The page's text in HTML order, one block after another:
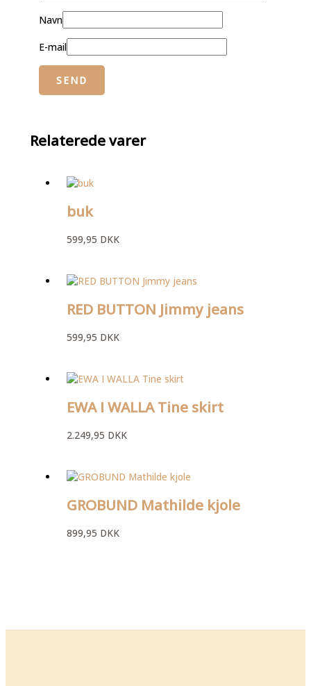
Navn
E-mail
Relaterede varer
buk
599,95 DKK
RED BUTTON Jimmy jeans
599,95 DKK
EWA I WALLA Tine skirt
2.249,95 DKK
GROBUND Mathilde kjole
899,95 DKK